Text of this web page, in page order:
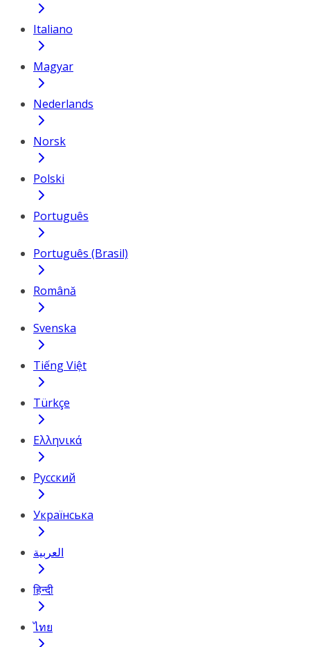
Italiano
Magyar
Nederlands
Norsk
Polski
Português
Português (Brasil)
Română
Svenska
Tiếng Việt
Türkçe
Ελληνικά
Русский
Українська
العربية
हिन्दी
ไทย